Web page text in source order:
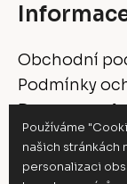
Používáme
našich stránkách
personalizaci
Obchodní
Podmínky
Doprava a
Vrácení a
Moje